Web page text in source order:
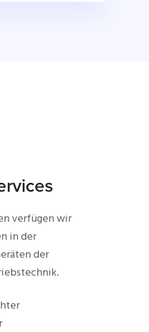
verfügen wir
in der
der